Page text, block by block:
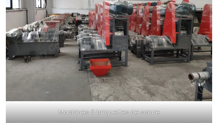
Machines à briquettes de sciure